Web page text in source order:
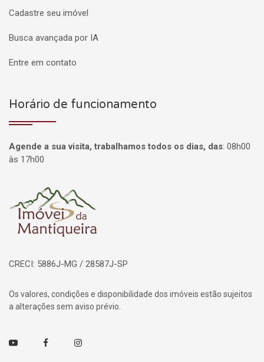
Cadastre seu imóvel
Busca avançada por IA
Entre em contato
Horário de funcionamento
Agende a sua visita, trabalhamos todos os dias, das: 08h00
às 17h00
Página inicial
CRECI: 5886J-MG / 28587J-SP
Os valores, condições e disponibilidade dos imóveis estão sujeitos
a alterações sem aviso prévio.
Youtube FacebookInstagram